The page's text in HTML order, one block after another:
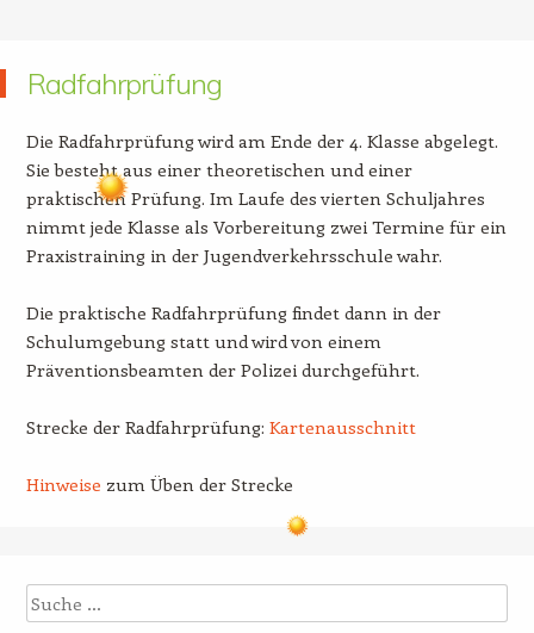
Radfahrprüfung
Die Radfahrprüfung wird am Ende der 4. Klasse abgelegt.
Sie besteht aus einer theoretischen und einer
praktischen Prüfung. Im Laufe des vierten Schuljahres
nimmt jede Klasse als Vorbereitung zwei Termine für ein
Praxistraining in der Jugendverkehrsschule wahr.
Die praktische Radfahrprüfung findet dann in der
Schulumgebung statt und wird von einem
Präventionsbeamten der Polizei durchgeführt.
Strecke der Radfahrprüfung: Kartenausschnitt
Hinweise zum Üben der Strecke
Suche